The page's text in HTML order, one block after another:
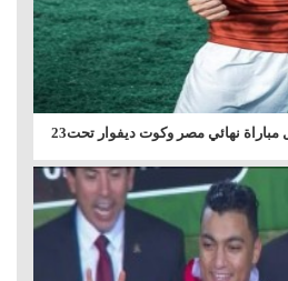
نهائي مصر وكوت ديفوار تحت23